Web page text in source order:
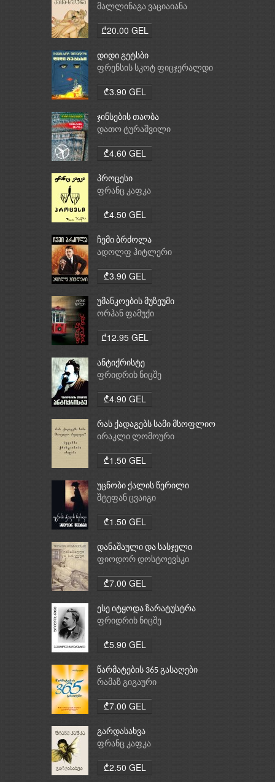
მალლინაგა ვაციაიანა
₾20.00 GEL
დიდი გეტსბი
ფრენსის სკოტ ფიცჯერალდი
₾3.90 GEL
ჯინსების თაობა
დათო ტურაშვილი
₾4.60 GEL
პროცესი
ფრანც კაფკა
₾4.50 GEL
ჩემი ბრძოლა
ადოლფ ჰიტლერი
₾3.90 GEL
უმანკოების მუზეუმი
ორჰან ფამუქი
₾12.95 GEL
ანტიქრისტე
ფრიდრიხ ნიცშე
₾4.90 GEL
რას ქადაგებს სამი მსოფლიო
რელიგია: ბუდიზმი,
ირაკლი ლომოური
₾1.50 GEL
უცნობი ქალის წერილი
შტეფან ცვაიგი
₾1.50 GEL
დანაშაული და სასჯელი
ფიოდორ დოსტოევსკი
₾7.00 GEL
ესე იტყოდა ზარატუსტრა
ფრიდრიხ ნიცშე
₾5.90 GEL
წარმატების 365 გასაღები
რამაზ გიგაური
₾7.00 GEL
გარდასახვა
ფრანც კაფკა
₾2.50 GEL